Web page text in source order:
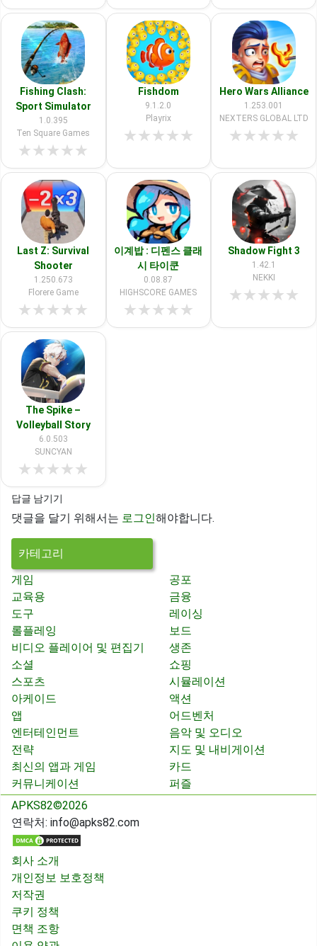
Fishing Clash:
Sport Simulator
1.0.395
Ten Square Games
★★★★★
Fishdom
9.1.2.0
Playrix
★★★★★
Hero Wars Alliance
1.253.001
NEXTERS GLOBAL LTD
★★★★★
Last Z: Survival
Shooter
1.250.673
Florere Game
★★★★★
이계밥 : 디펜스 클래
시 타이쿤
0.08.87
HIGHSCORE GAMES
★★★★★
Shadow Fight 3
1.42.1
NEKKI
★★★★★
The Spike –
Volleyball Story
6.0.503
SUNCYAN
★★★★★
답글 남기기
댓글을 달기 위해서는 로그인해야합니다.
카테고리
게임
공포
교육용
금융
도구
레이싱
롤플레잉
보드
비디오 플레이어 및 편집기
생존
소셜
쇼핑
스포츠
시뮬레이션
아케이드
액션
앱
어드벤처
엔터테인먼트
음악 및 오디오
전략
지도 및 내비게이션
최신의 앱과 게임
카드
커뮤니케이션
퍼즐
APKS82©2026
연락처: info@apks82.com
회사 소개
개인정보 보호정책
저작권
쿠키 정책
면책 조항